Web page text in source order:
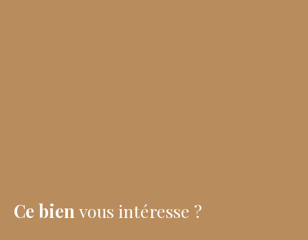
Ce bien vous intéresse ?